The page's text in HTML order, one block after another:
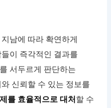
남에 따라 확연하게
이 즉각적인 결과를
서두르게 판단하는
신뢰할 수 있는 정보를
를 효율적으로 대처할 수